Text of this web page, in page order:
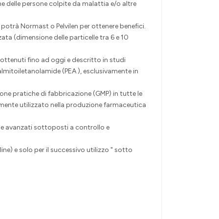
delle persone colpite da malattia e/o altre
Normast o Pelvilen per ottenere benefici.
(dimensione delle particelle tra 6 e 10
fino ad oggi e descritto in studi
(PEA ), esclusivamente in
pratiche di fabbricazione (GMP) in tutte le
utilizzato nella produzione farmaceutica
avanzati sottoposti a controllo e
e solo per il successivo utilizzo " sotto